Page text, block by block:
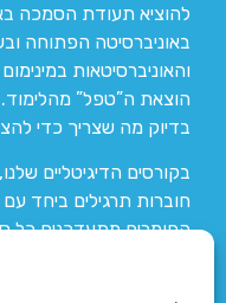
להוציא תעודת הסמכה
באוניברסיטה הפתוחה
והאוניברסיטאות
הוצאת ה”טפל”
בדיוק מה שצריך כדי
בקורסים הדיגיטליים
חוברות תרגילים ביחד
החומרים מתעדכנים כל
חומר חדש אז הקורס